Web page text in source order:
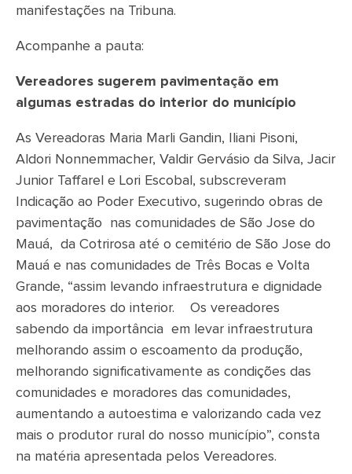
manifestações na Tribuna.
Acompanhe a pauta:
Vereadores sugerem pavimentação em
algumas estradas do interior do município
As Vereadoras Maria Marli Gandin, Iliani Pisoni,
Aldori Nonnemmacher, Valdir Gervásio da Silva, Jacir
Junior Taffarel e Lori Escobal, subscreveram
Indicação ao Poder Executivo, sugerindo obras de
pavimentação nas comunidades de São Jose do
Mauá, da Cotrirosa até o cemitério de São Jose do
Mauá e nas comunidades de Três Bocas e Volta
Grande, “assim levando infraestrutura e dignidade
aos moradores do interior.
Os vereadores
sabendo da importância em levar infraestrutura
melhorando assim o escoamento da produção,
melhorando significativamente as condições das
comunidades e moradores das comunidades,
aumentando a autoestima e valorizando cada vez
mais o produtor rural do nosso município”, consta
na matéria apresentada pelos Vereadores.